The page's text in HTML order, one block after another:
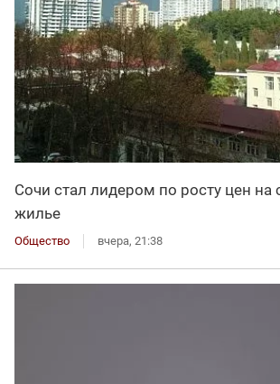
Сочи стал лидером по росту цен на
жилье
Общество вчера, 21:38